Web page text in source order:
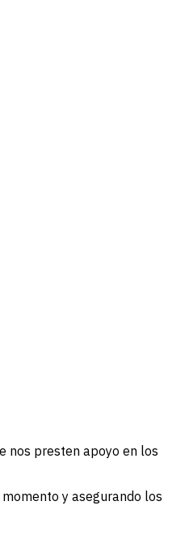
nos presten apoyo en los
y asegurando los